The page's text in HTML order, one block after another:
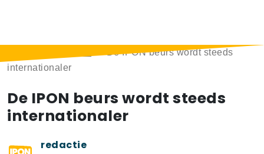
De IPON beurs wordt steeds
internationaler
De IPON beurs wordt steeds
internationaler
redactie